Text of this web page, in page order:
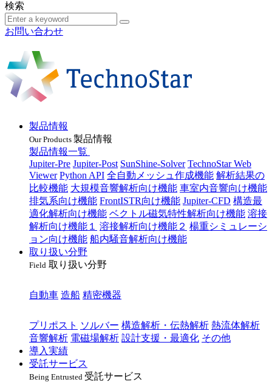
検索
お問い合わせ
製品情報
Our Products 製品情報
製品情報一覧
Jupiter-Pre Jupiter-Post SunShine-Solver TechnoStar Web
Viewer Python API 全自動メッシュ作成機能 解析結果の
比較機能 大規模音響解析向け機能 車室内音響向け機能
排気系向け機能 FrontISTR向け機能 Jupiter-CFD 構造最
適化解析向け機能 ベクトル磁気特性解析向け機能 溶接
解析向け機能１
溶接解析向け機能２ 楊重シミュレーシ
ョン向け機能 船内騒音解析向け機能
取り扱い分野
Field 取り扱い分野
自動車 造船 精密機器
プリポスト ソルバー 構造解析・伝熱解析 熱流体解析
音響解析 電磁場解析 設計支援・最適化 その他
導入実績
受託サービス
Being Entrusted 受託サービス